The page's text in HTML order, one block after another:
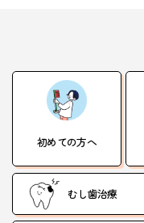
初めての方へ
むし歯治療